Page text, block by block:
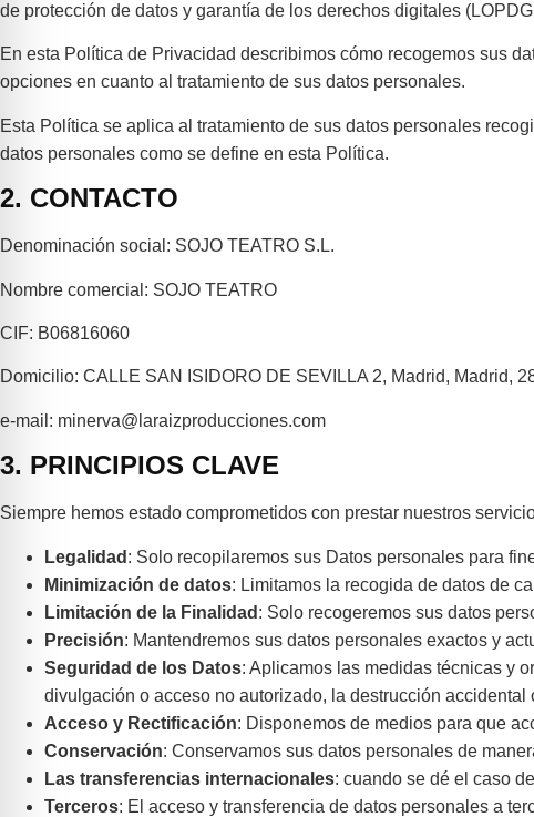
de protección de datos y garantía de los derechos digitales
En esta Política de Privacidad describimos cómo recogemos sus
opciones en cuanto al tratamiento de sus datos personales.
Esta Política se aplica al tratamiento de sus datos personales
datos personales como se define en esta Política.
2. CONTACTO
Denominación social: SOJO TEATRO S.L.
Nombre comercial: SOJO TEATRO
CIF: B06816060
Domicilio: CALLE SAN ISIDORO DE SEVILLA 2, Madrid, Madrid,
e-mail: minerva@laraizproducciones.com
3. PRINCIPIOS CLAVE
Siempre hemos estado comprometidos con prestar nuestros
Legalidad : Solo recopilaremos sus Datos personales para
Minimización de datos: Limitamos la recogida de datos de
Limitación de la Finalidad : Solo recogeremos sus datos
Precisión: Mantendremos sus datos personales exactos y
Seguridad de los Datos: Aplicamos las medidas técnicas y
divulgación o acceso no autorizado, la destrucción
Acceso y Rectificación: Disponemos de medios para que
Conservación: Conservamos sus datos personales de
Las transferencias internacionales: cuando se dé el caso
Terceros: El acceso y transferencia de datos personales a